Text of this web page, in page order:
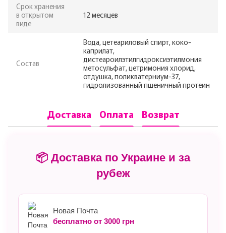
Срок хранения
в открытом
виде
12 месяцев
Состав
Вода, цетеариловый спирт, коко-
каприлат,
дистеароилэтилгидроксиэтилмония
метосульфат, цетримония хлорид,
отдушка, поликватерниум-37,
гидролизованный пшеничный протеин
Доставка Оплата Возврат
📦 Доставка по Украине и за
рубеж
Новая Почта
бесплатно от 3000 грн